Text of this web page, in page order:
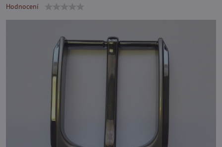
Hodnocení